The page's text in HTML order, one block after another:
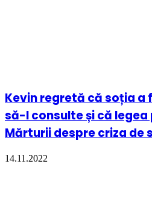
de sarcină. Protest cu
bătăile inimii unui copil
amplificate la megafon